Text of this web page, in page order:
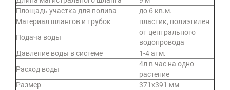
Площадь участка для полива
до 6 кв.м.
Материал шлангов и трубок
пластик, полиэтилен
Подача воды
от центрального
водопровода
Давление воды в системе
1-4 атм.
Расход воды
4л в час на одно
растение
Размер
371х391 мм